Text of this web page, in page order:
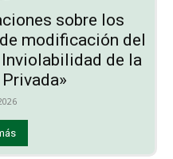
sobre los
modificación del
de la